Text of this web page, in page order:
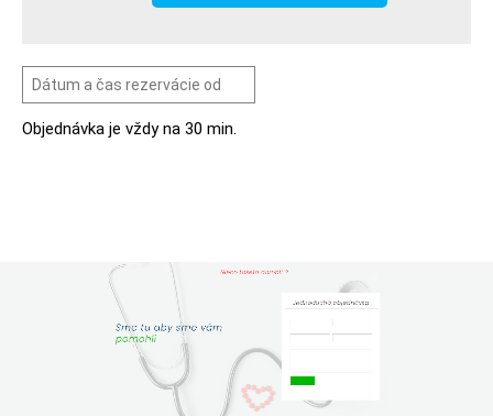
Objednávka je vždy na 30 min.